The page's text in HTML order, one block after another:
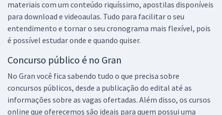
materiais com um conteúdo riquíssimo, apostilas disponíveis
para download e videoaulas. Tudo para facilitar o seu
entendimento e tornar o seu cronograma mais flexível, pois
é possível estudar onde e quando quiser.
Concurso público é no Gran
No Gran você fica sabendo tudo o que precisa sobre
concursos públicos, desde a publicação do edital até as
informações sobre as vagas ofertadas. Além disso, os cursos
online que oferecemos são ideais para quem possui uma